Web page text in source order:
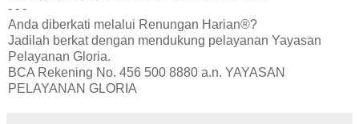
- - -
Anda diberkati melalui Renungan Harian®?
Jadilah berkat dengan mendukung pelayanan Yayasan
Pelayanan Gloria.
BCA Rekening No. 456 500 8880 a.n. YAYASAN
PELAYANAN GLORIA